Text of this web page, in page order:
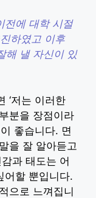
전에 대학 시절
하였고 이후
해 낼 자신이 있
‘저는 이러한
분을 장점이라
좋습니다. 면
을 잘 알아듣고
과 태도는 어
어할 뿐입니다.
으로 느껴집니